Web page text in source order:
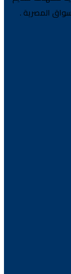
المصرية .